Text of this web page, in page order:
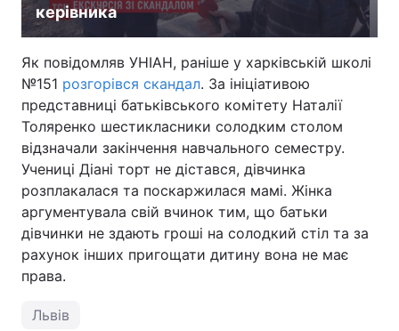
керівника
Як повідомляв УНІАН, раніше у харківській школі
№151 розгорівся скандал. За ініціативою
представниці батьківського комітету Наталії
Толяренко шестикласники солодким столом
відзначали закінчення навчального семестру.
Учениці Діані торт не дістався, дівчинка
розплакалася та поскаржилася мамі. Жінка
аргументувала свій вчинок тим, що батьки
дівчинки не здають гроші на солодкий стіл та за
рахунок інших пригощати дитину вона не має
права.
Львів